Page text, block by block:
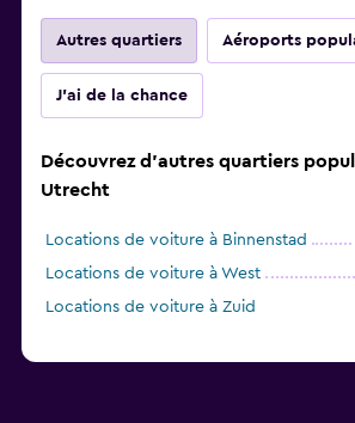
Autres quartiers Aéroports
J'ai de la chance
Découvrez d'autres quartiers
Utrecht
Locations de voiture à Binnenstad
Locations de voiture à West
Locations de voiture à Zuid